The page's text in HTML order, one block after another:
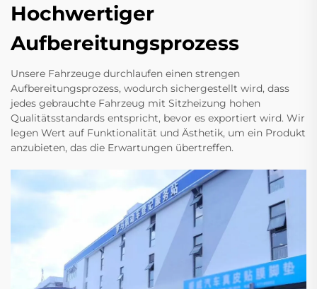
Hochwertiger
Aufbereitungsprozess
Unsere Fahrzeuge durchlaufen einen strengen
Aufbereitungsprozess, wodurch sichergestellt wird, dass
jedes gebrauchte Fahrzeug mit Sitzheizung hohen
Qualitätsstandards entspricht, bevor es exportiert wird. Wir
legen Wert auf Funktionalität und Ästhetik, um ein Produkt
anzubieten, das die Erwartungen übertreffen.